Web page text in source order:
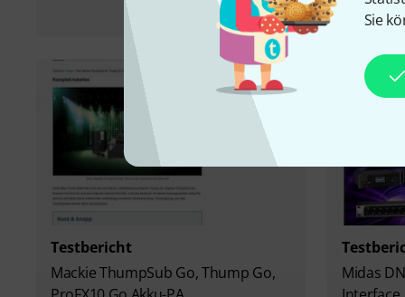
Sie
Testbericht
Mackie ThumpSub Go, Thump Go,
Midas